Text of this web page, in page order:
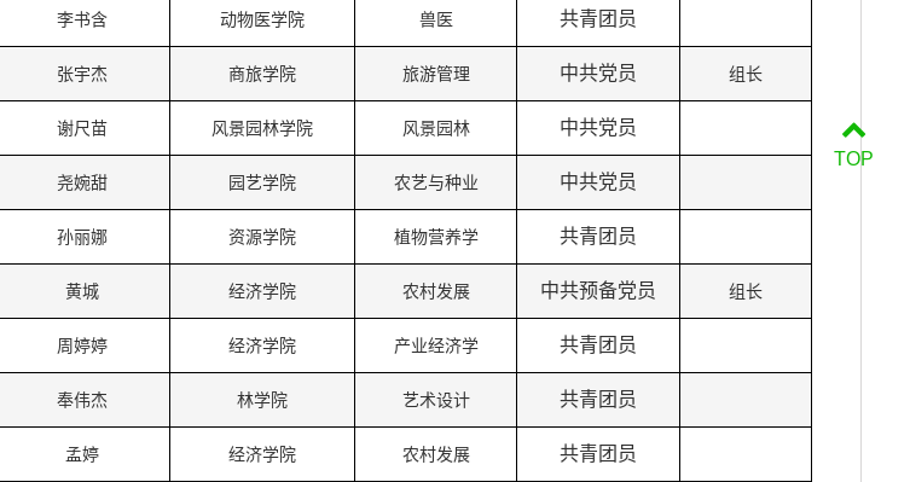
李书含 动物医学院 兽医 共青团员
张宇杰 商旅学院 旅游管理 中共党员 组长
谢尺苗 风景园林学院 风景园林 中共党员
尧婉甜 园艺学院 农艺与种业 中共党员
孙丽娜 资源学院 植物营养学 共青团员
黄城 经济学院 农村发展 中共预备党员 组长
周婷婷 经济学院 产业经济学 共青团员
奉伟杰 林学院 艺术设计 共青团员
孟婷 经济学院 农村发展 共青团员
TOP